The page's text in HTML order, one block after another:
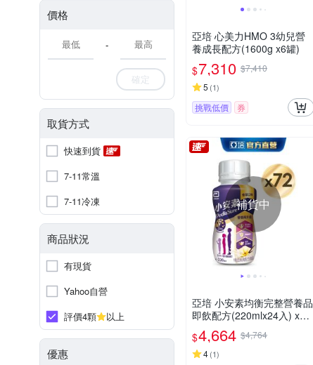
價格
-
確定
取貨方式
快速到貨
7-11常溫
7-11冷凍
商品狀況
有現貨
Yahoo自營
評價4顆
以上
優惠
亞培 心美力HMO 3幼兒營
養成長配方(1600g x6罐)
$7,310 $7,410
5 (1)
挑戰低價 券
補貨中
亞培 小安素均衡完整營養品
即飲配方(220mlx24入) x3
$4,664 $4,764
4(1)